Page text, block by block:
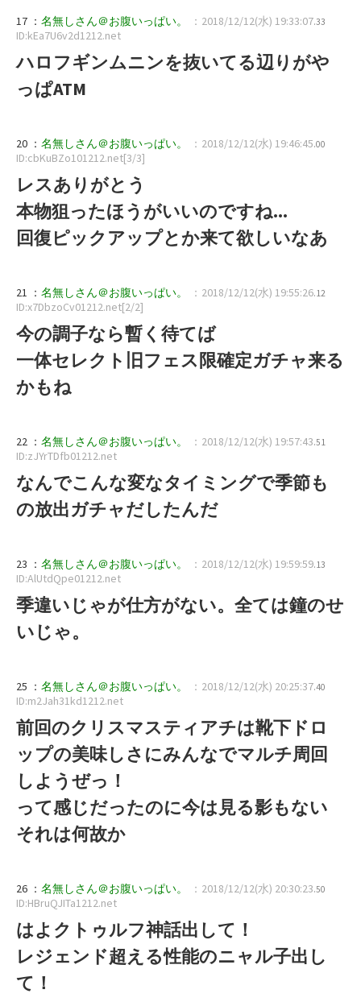
17 ： 名無しさん＠お腹いっぱい。 ：2018/12/12(水) 19:33:07.33
ID:kEa7U6v2d1212.net
ハロフギンムニンを抜いてる辺りがや
っぱATM
20 ： 名無しさん＠お腹いっぱい。 ：2018/12/12(水) 19:46:45.00
ID:cbKuBZo101212.net[3/3]
レスありがとう
本物狙ったほうがいいのですね...
回復ピックアップとか来て欲しいなあ
21 ： 名無しさん＠お腹いっぱい。 ：2018/12/12(水) 19:55:26.12
ID:x7DbzoCv01212.net[2/2]
今の調子なら暫く待てば
一体セレクト旧フェス限確定ガチャ来る
かもね
22 ： 名無しさん＠お腹いっぱい。 ：2018/12/12(水) 19:57:43.51
ID:zJYrTDfb01212.net
なんでこんな変なタイミングで季節も
の放出ガチャだしたんだ
23 ： 名無しさん＠お腹いっぱい。 ：2018/12/12(水) 19:59:59.13
ID:AlUtdQpe01212.net
季違いじゃが仕方がない。全ては鐘のせ
いじゃ。
25 ： 名無しさん＠お腹いっぱい。 ：2018/12/12(水) 20:25:37.40
ID:m2Jah31kd1212.net
前回のクリスマスティアチは靴下ドロ
ップの美味しさにみんなでマルチ周回
しようぜっ！
って感じだったのに今は見る影もない
それは何故か
26 ： 名無しさん＠お腹いっぱい。 ：2018/12/12(水) 20:30:23.50
ID:HBruQJITa1212.net
はよクトゥルフ神話出して！
レジェンド超える性能のニャル子出し
て！